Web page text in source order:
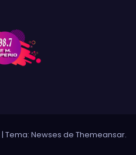
| Tema: Newses de Themeansar.